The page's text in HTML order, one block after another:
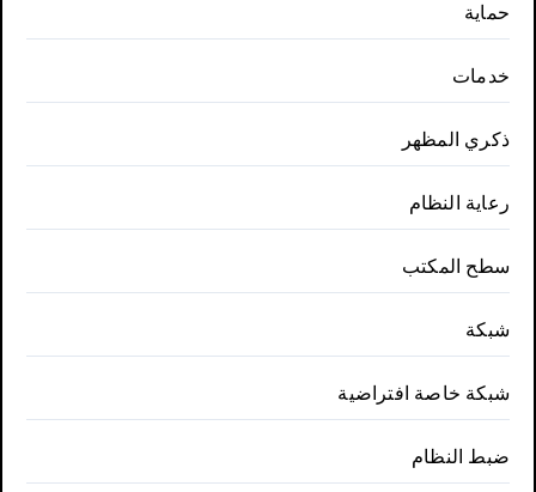
حماية
خدمات
ذكري المظهر
رعاية النظام
سطح المكتب
شبكة
شبكة خاصة افتراضية
ضبط النظام